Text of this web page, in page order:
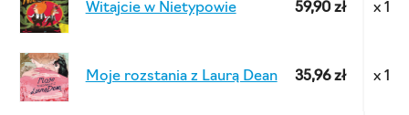
Witajcie w Nietypowie 59,90 zł x 1
Moje rozstania z Laurą Dean 35,96 zł x 1